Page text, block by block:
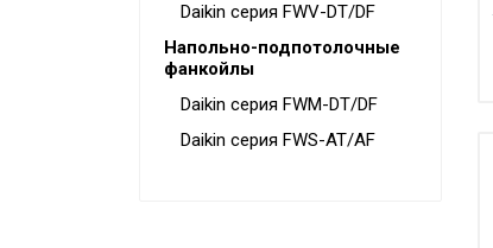
Daikin серия FWV-DT/DF
Напольно-подпотолочные
фанкойлы
Daikin серия FWM-DT/DF
Daikin серия FWS-AT/AF